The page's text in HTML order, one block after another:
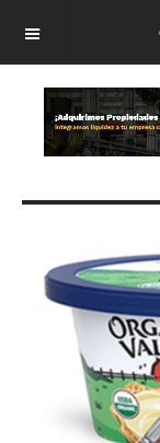
OFF CANVAS